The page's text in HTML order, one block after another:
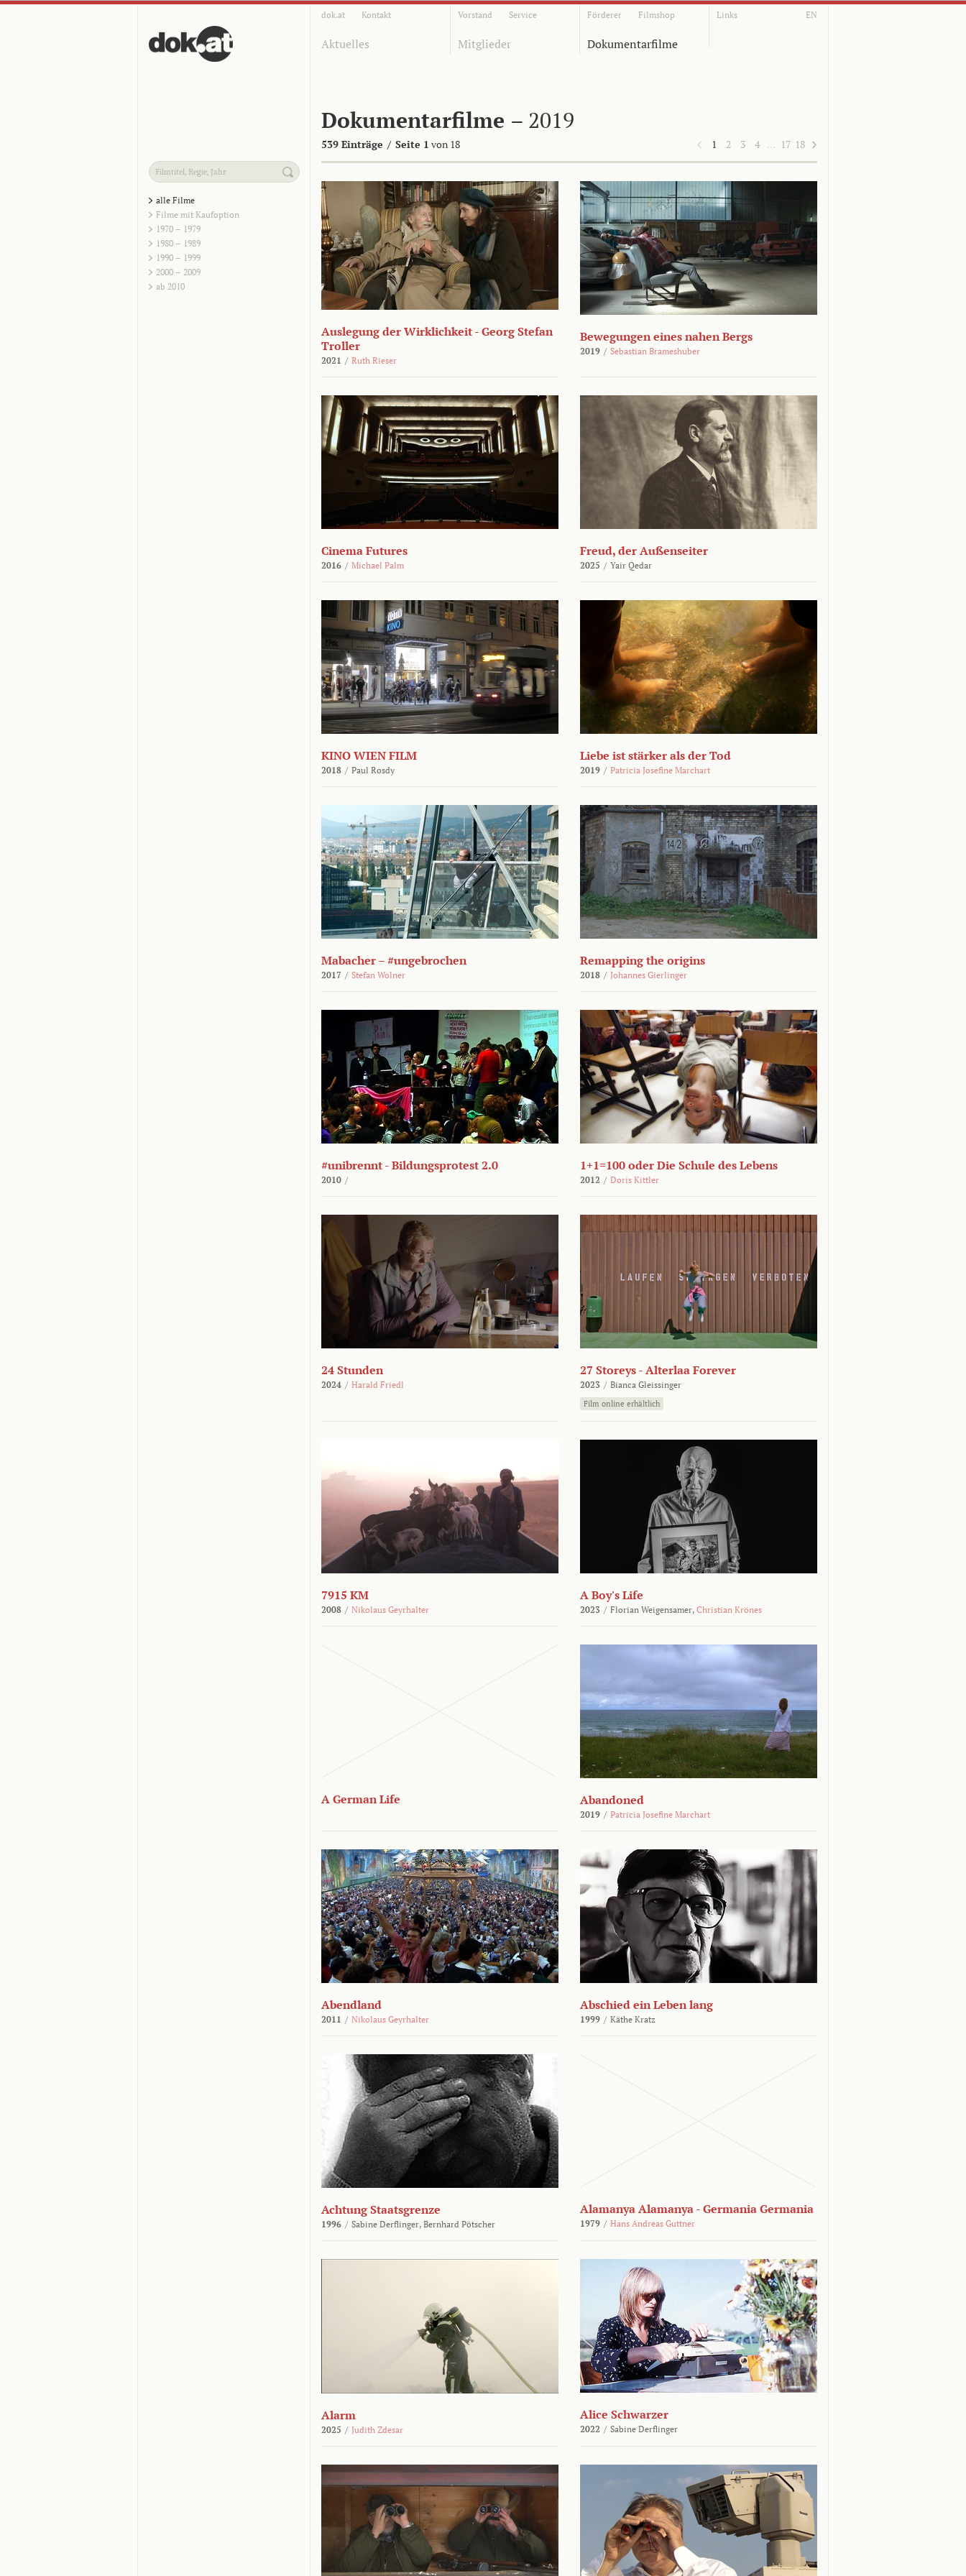
dok.at Kontakt Vorstand Service Förderer Filmshop Links EN
Aktuelles Mitglieder Dokumentarfilme
Dokumentarfilme – 2019
539 Einträge / Seite 1 von 18 1 2 3 4 … 17 18
alle Filme
Filme mit Kaufoption
1970 – 1979
1980 – 1989
1990 – 1999
2000 – 2009
ab 2010
Auslegung der Wirklichkeit - Georg Stefan
Troller
2021 / Ruth Rieser
Bewegungen eines nahen Bergs
2019 / Sebastian Brameshuber
Cinema Futures
2016 / Michael Palm
Freud, der Außenseiter
2025 / Yair Qedar
KINO WIEN FILM
2018 / Paul Rosdy
Liebe ist stärker als der Tod
2019 / Patricia Josefine Marchart
Mabacher – #ungebrochen
2017 / Stefan Wolner
Remapping the origins
2018 / Johannes Gierlinger
#unibrennt - Bildungsprotest 2.0
2010 /
1+1=100 oder Die Schule des Lebens
2012 / Doris Kittler
24 Stunden
2024 / Harald Friedl
27 Storeys - Alterlaa Forever
2023 / Bianca Gleissinger
Film online erhältlich
7915 KM
2008 / Nikolaus Geyrhalter
A Boy's Life
2023 / Florian Weigensamer, Christian Krönes
A German Life Abandoned
2019 / Patricia Josefine Marchart
Abendland
2011 / Nikolaus Geyrhalter
Abschied ein Leben lang
1999 / Käthe Kratz
Achtung Staatsgrenze
1996 / Sabine Derflinger, Bernhard Pötscher
Alamanya Alamanya - Germania Germania
1979 / Hans Andreas Guttner
Alarm
2025 / Judith Zdesar
Alice Schwarzer
2022 / Sabine Derflinger